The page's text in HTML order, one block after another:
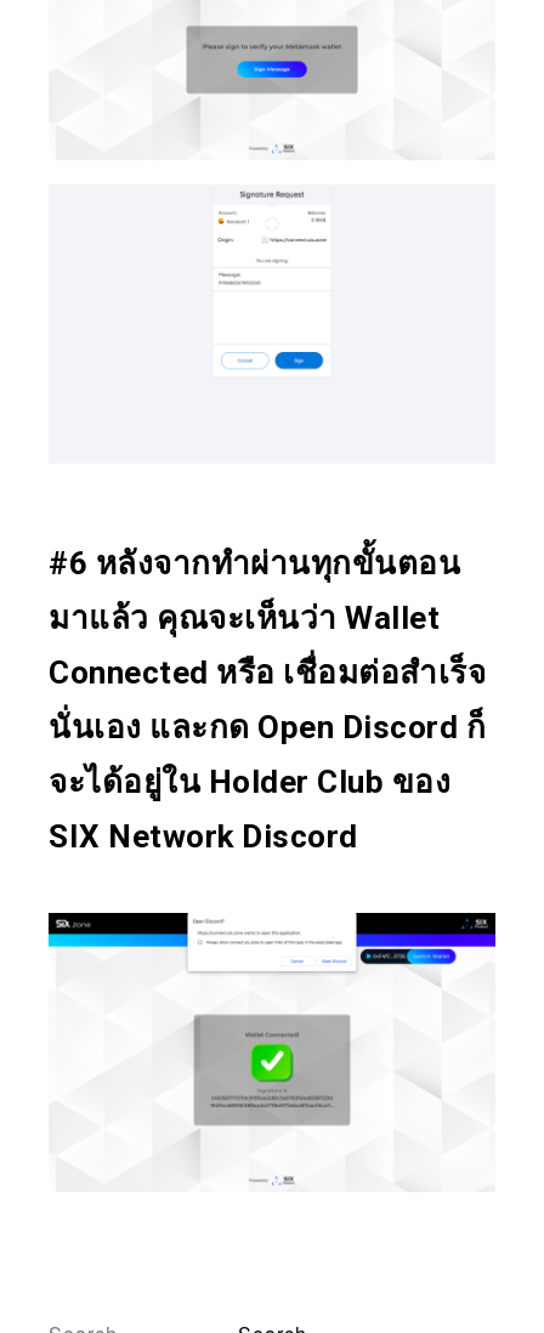
#6 หลังจากทำผ่านทุกขั้นตอน
มาแล้ว คุณจะเห็นว่า Wallet
Connected หรือ เชื่อมต่อสำเร็จ
นั่นเอง และกด Open Discord ก็
จะได้อยู่ใน Holder Club ของ
SIX Network Discord